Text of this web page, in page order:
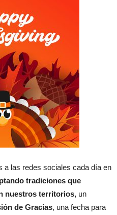
a las redes sociales cada día en
tradiciones que
nuestros territorios, un
de Gracias, una fecha para